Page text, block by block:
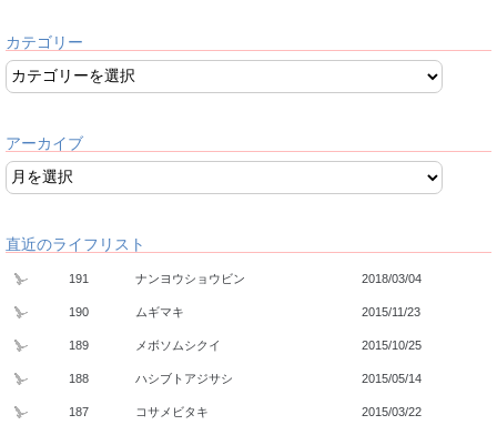
カテゴリー
アーカイブ
直近のライフリスト
191 ナンヨウショウビン 2018/03/04
190 ムギマキ 2015/11/23
189 メボソムシクイ 2015/10/25
188 ハシブトアジサシ 2015/05/14
187 コサメビタキ 2015/03/22